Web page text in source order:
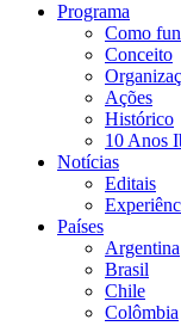
Programa
Como
Conceito
Ações
Histórico
10 Anos
Notícias
Editais
Países
Argentina
Brasil
Chile
Colômbia